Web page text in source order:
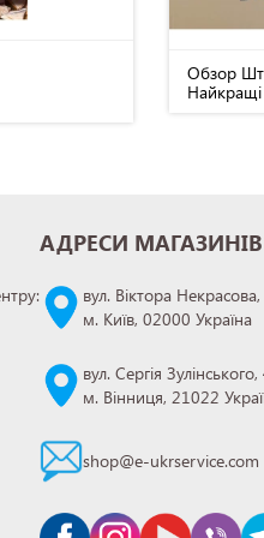
Обзор
Найкращі
АДРЕСИ МАГАЗИНІВ
вул. Віктора
м. Київ, 02000 Україна
вул. Сергія
м. Вінниця, 21022
shop@e-ukrservice.com